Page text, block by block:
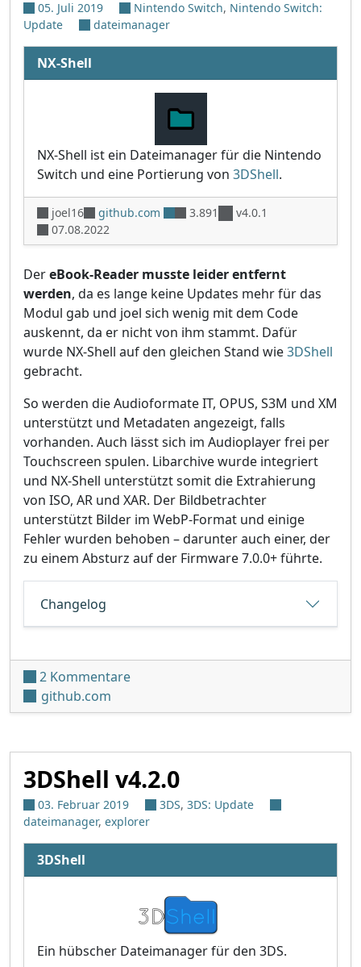
05. Juli 2019 Nintendo Switch, Nintendo Switch:
Update
dateimanager
NX-Shell
NX-Shell ist ein Dateimanager für die Nintendo
Switch und eine Portierung von 3DShell.
joel16 github.com 3.891
v4.0.1
07.08.2022
DereBook-Reader musste leider entfernt
werden, da es lange keine Updates mehr für das
Modul gab und joel sich wenig mit dem Code
auskennt, da er nicht von ihm stammt. Dafür
wurde NX-Shell auf den gleichen Stand wie3DShell
gebracht.
So werden die Audioformate IT, OPUS, S3M und XM
unterstützt und Metadaten angezeigt, falls
vorhanden. Auch lässt sich im Audioplayer frei per
Touchscreen spulen. Libarchive wurde integriert
und NX-Shell unterstützt somit die Extrahierung
von ISO, AR und XAR. Der Bildbetrachter
unterstützt Bilder im WebP-Format und einige
Fehler wurden behoben – darunter auch einer, der
zu einem Absturz auf der Firmware 7.0.0+ führte.
Changelog
2 Kommentarezu NX-Shell v2.00
github.com
3DShell v4.2.0
03. Februar 2019 3DS, 3DS: Update
dateimanager, explorer
3DShell
Ein hübscher Dateimanager für den 3DS.